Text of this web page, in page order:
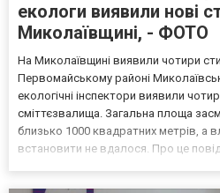
екологи виявили нові
Миколаївщині, - ФОТО
На Миколаївщині виявили чотири
Первомайському районі
екологічні інспектори виявили
сміттєзвалища. Загальна площа
близько 1000 квадратних метрів, а
встановити не вдалося. Про це